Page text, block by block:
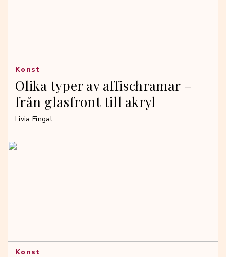
Olika typer av affischramar –
från glasfront till akryl
Konst
Livia Fingal
Konst